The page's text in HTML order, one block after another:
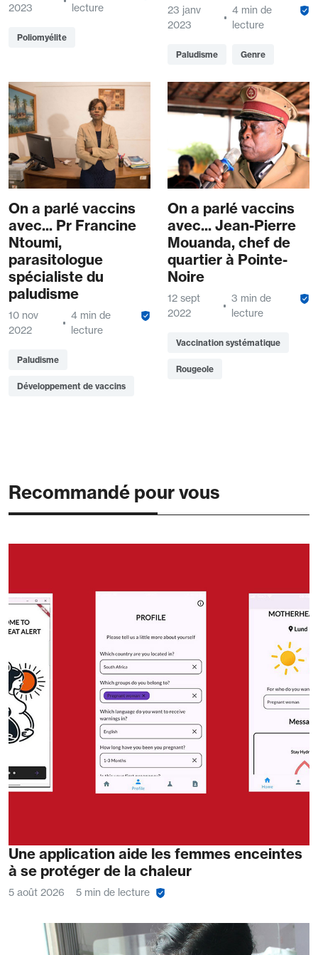
2023
lecture
Poliomyélite
23 janv
2023
4 min de
lecture
Paludisme Genre
On a parlé vaccins
avec... Pr Francine
Ntoumi,
parasitologue
spécialiste du
paludisme
10 nov
2022
4 min de
lecture
Paludisme
Développement de vaccins
On a parlé vaccins
avec... Jean-Pierre
Mouanda, chef de
quartier à Pointe-
Noire
12 sept
2022
3 min de
lecture
Vaccination systématique
Rougeole
Recommandé pour vous
Une application aide les femmes enceintes
à se protéger de la chaleur
5 août 2026 5 min de lecture